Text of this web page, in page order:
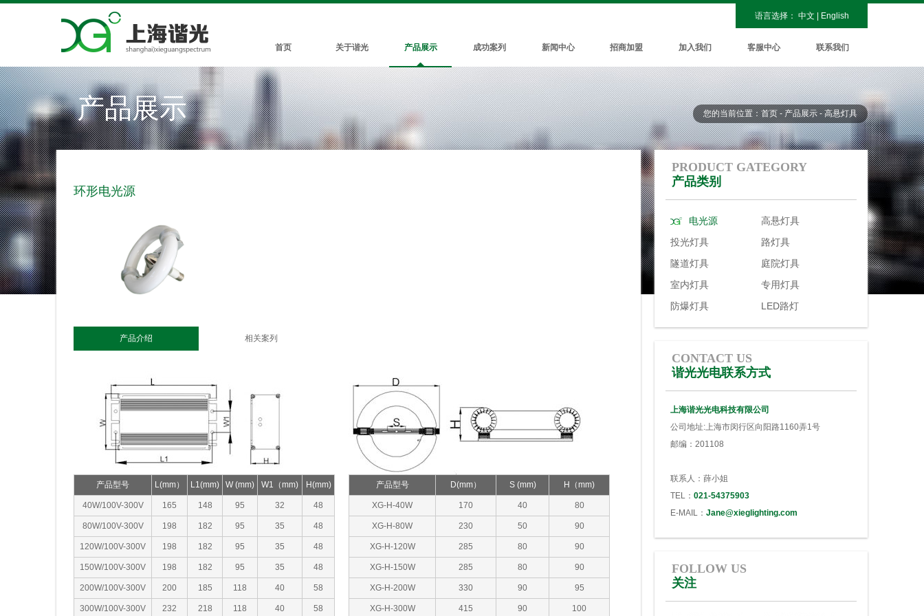
语言选择： 中文 English
首页 关于谐光 产品展示 成功案列 新闻中心 招商加盟 加入我们 客服中心 联系我们
产品展示 您的当前位置：首页 - 产品展示 - 高悬灯具
环形电光源
产品介绍 相关案列
产品型号 L(mm） L1(mm) W (mm) W1（mm) H(mm)
40W/100V-300V 165 148 95 32 48
80W/100V-300V 198 182 95 35 48
120W/100V-300V 198 182 95 35 48
150W/100V-300V 198 182 95 35 48
200W/100V-300V 200 185 118 40 58
300W/100V-300V 232 218 118 40 58
产品型号 D(mm） S (mm) H（mm)
XG-H-40W 170 40 80
XG-H-80W 230 50 90
XG-H-120W 285 80 90
XG-H-150W 285 80 90
XG-H-200W 330 90 95
XG-H-300W 415 90 100
PRODUCT GATEGORY
产品类别
电光源
高悬灯具
投光灯具
路灯具
隧道灯具
庭院灯具
室内灯具
专用灯具
防爆灯具
LED路灯
CONTACT US
谐光光电联系方式
上海谐光光电科技有限公司
公司地址:上海市闵行区向阳路1160弄1号
邮编：201108
联系人：薛小姐
TEL：021-54375903
E-MAIL：Jane@xieglighting.com
FOLLOW US
关注